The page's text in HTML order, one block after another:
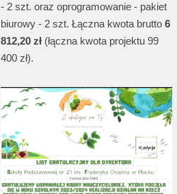
- 2 szt. oraz oprogramowanie - pakiet
biurowy - 2 szt. Łączna kwota brutto6
812,20 zł (łączna kwota projektu 99
400 zł).